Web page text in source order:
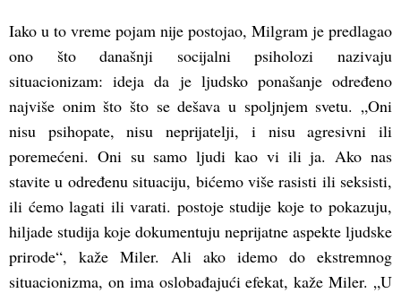
Iako u to vreme pojam nije postojao, Milgram je predlagao
ono što današnji socijalni psiholozi nazivaju
situacionizam: ideja da je ljudsko ponašanje određeno
najviše onim što što se dešava u spoljnjem svetu. „Oni
nisu psihopate, nisu neprijatelji, i nisu agresivni ili
poremećeni. Oni su samo ljudi kao vi ili ja. Ako nas
stavite u određenu situaciju, bićemo više rasisti ili seksisti,
ili ćemo lagati ili varati. postoje studije koje to pokazuju,
hiljade studija koje dokumentuju neprijatne aspekte ljudske
prirode“, kaže Miler. Ali ako idemo do ekstremnog
situacionizma, on ima oslobađajući efekat, kaže Miler. „U